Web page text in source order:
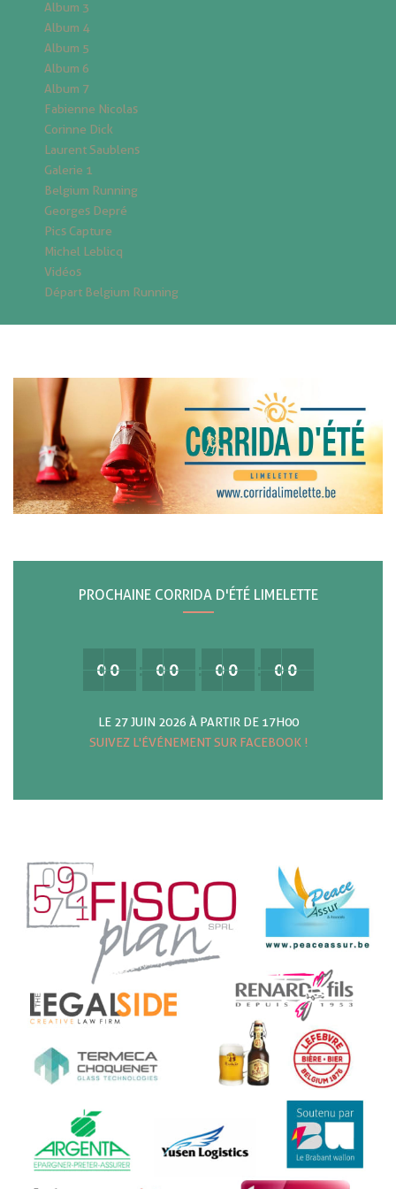
Album 3
Album 4
Album 5
Album 6
Album 7
Fabienne Nicolas
Corinne Dick
Laurent Saublens
Galerie 1
Belgium Running
Georges Depré
Pics Capture
Michel Leblicq
Vidéos
Départ Belgium Running
PROCHAINE CORRIDA D'ÉTÉ LIMELETTE
00 00 00 00
LE 27 JUIN 2026 À PARTIR DE 17H00
SUIVEZ L'ÉVÉNEMENT SUR FACEBOOK !